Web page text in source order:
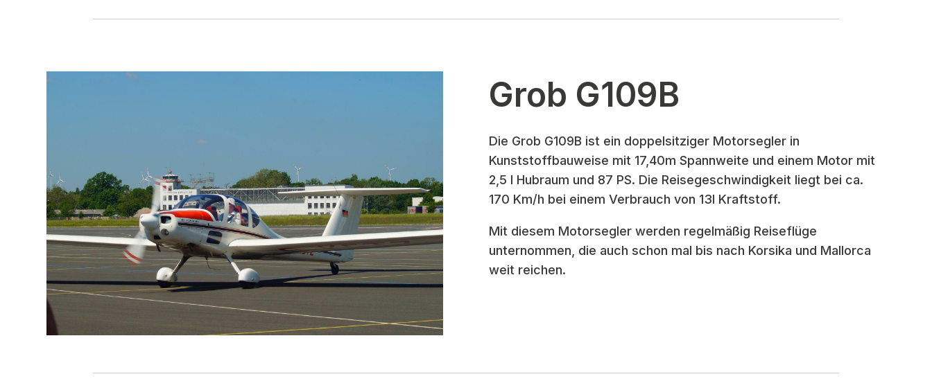
Grob G109B
Die Grob G109B ist ein doppelsitziger Motorsegler in
Kunststoffbauweise mit 17,40m Spannweite und einem Motor mit
2,5 l Hubraum und 87 PS. Die Reisegeschwindigkeit liegt bei ca.
170 Km/h bei einem Verbrauch von 13l Kraftstoff.
Mit diesem Motorsegler werden regelmäßig Reiseflüge
unternommen, die auch schon mal bis nach Korsika und Mallorca
weit reichen.